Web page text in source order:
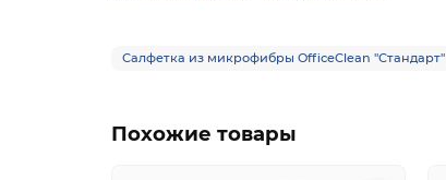
Салфетка из микрофибры OfficeClean "Стандарт"
Похожие товары